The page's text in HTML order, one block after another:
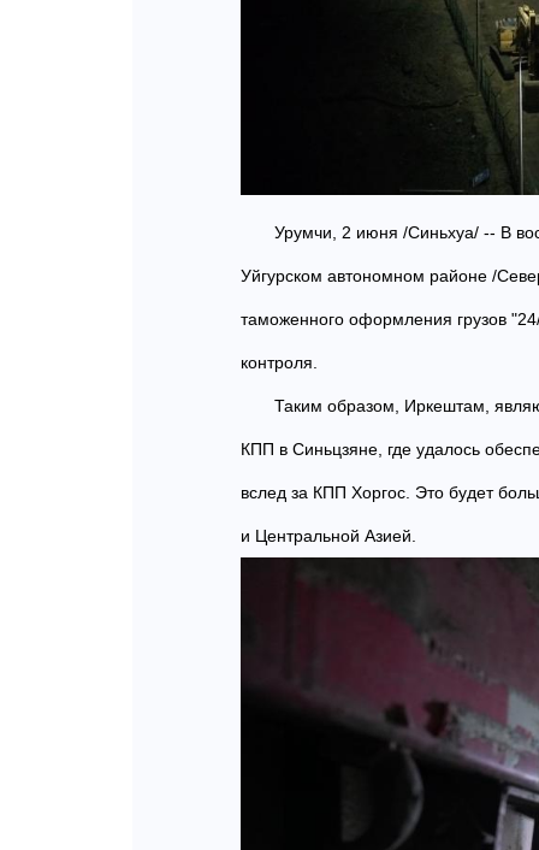
Урумчи, 2 июня /Синьхуа/ -- В
Уйгурском автономном районе /
таможенного оформления грузов
контроля.
Таким образом, Иркештам,
КПП в Синьцзяне, где удалось
вслед за КПП Хоргос. Это будет
и Центральной Азией.